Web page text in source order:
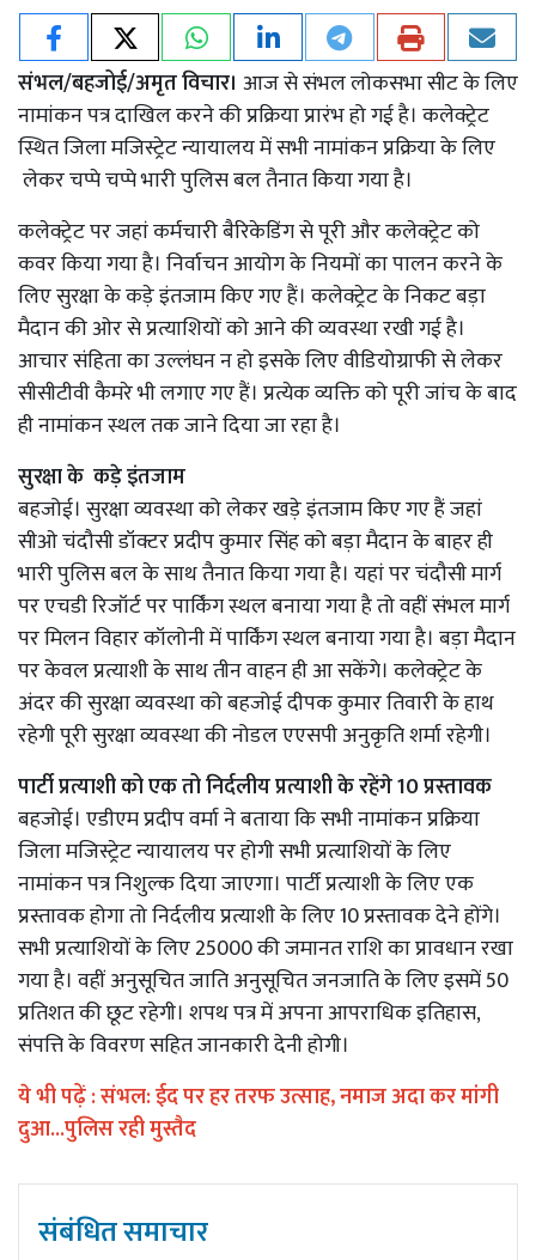
संभल/बहजोई/अमृत विचार। आज से संभल लोकसभा सीट के लिए
नामांकन पत्र दाखिल करने की प्रक्रिया प्रारंभ हो गई है। कलेक्ट्रेट
स्थित जिला मजिस्ट्रेट न्यायालय में सभी नामांकन प्रक्रिया के लिए
लेकर चप्पे चप्पे भारी पुलिस बल तैनात किया गया है।
कलेक्ट्रेट पर जहां कर्मचारी बैरिकेडिंग से पूरी और कलेक्ट्रेट को
कवर किया गया है। निर्वाचन आयोग के नियमों का पालन करने के
लिए सुरक्षा के कड़े इंतजाम किए गए हैं। कलेक्ट्रेट के निकट बड़ा
मैदान की ओर से प्रत्याशियों को आने की व्यवस्था रखी गई है।
आचार संहिता का उल्लंघन न हो इसके लिए वीडियोग्राफी से लेकर
सीसीटीवी कैमरे भी लगाए गए हैं। प्रत्येक व्यक्ति को पूरी जांच के बाद
ही नामांकन स्थल तक जाने दिया जा रहा है।
सुरक्षा के कड़े इंतजाम
बहजोई। सुरक्षा व्यवस्था को लेकर खड़े इंतजाम किए गए हैं जहां
सीओ चंदौसी डॉक्टर प्रदीप कुमार सिंह को बड़ा मैदान के बाहर ही
भारी पुलिस बल के साथ तैनात किया गया है। यहां पर चंदौसी मार्ग
पर एचडी रिजॉर्ट पर पार्किंग स्थल बनाया गया है तो वहीं संभल मार्ग
पर मिलन विहार कॉलोनी में पार्किंग स्थल बनाया गया है। बड़ा मैदान
पर केवल प्रत्याशी के साथ तीन वाहन ही आ सकेंगे। कलेक्ट्रेट के
अंदर की सुरक्षा व्यवस्था को बहजोई दीपक कुमार तिवारी के हाथ
रहेगी पूरी सुरक्षा व्यवस्था की नोडल एएसपी अनुकृति शर्मा रहेगी।
पार्टी प्रत्याशी को एक तो निर्दलीय प्रत्याशी के रहेंगे 10 प्रस्तावक
बहजोई। एडीएम प्रदीप वर्मा ने बताया कि सभी नामांकन प्रक्रिया
जिला मजिस्ट्रेट न्यायालय पर होगी सभी प्रत्याशियों के लिए
नामांकन पत्र निशुल्क दिया जाएगा। पार्टी प्रत्याशी के लिए एक
प्रस्तावक होगा तो निर्दलीय प्रत्याशी के लिए 10 प्रस्तावक देने होंगे।
सभी प्रत्याशियों के लिए 25000 की जमानत राशि का प्रावधान रखा
गया है। वहीं अनुसूचित जाति अनुसूचित जनजाति के लिए इसमें 50
प्रतिशत की छूट रहेगी। शपथ पत्र में अपना आपराधिक इतिहास,
संपत्ति के विवरण सहित जानकारी देनी होगी।
ये भी पढ़ें :संभल: ईद पर हर तरफ उत्साह, नमाज अदा कर मांगी
दुआ...पुलिस रही मुस्तैद
संबंधित समाचार